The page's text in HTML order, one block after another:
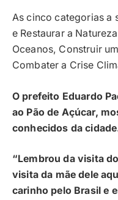
As cinco categorias a
e Restaurar a
Oceanos, Construir
Combater a Crise
O prefeito Eduardo
ao Pão de Açúcar,
conhecidos da
“Lembrou da visita
visita da mãe dele
carinho pelo Brasil e